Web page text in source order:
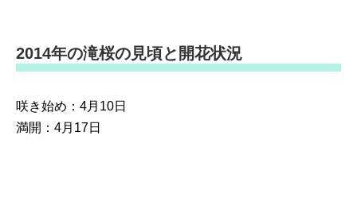
2014年の滝桜の見頃と開花状況
咲き始め：4月10日
満開：4月17日